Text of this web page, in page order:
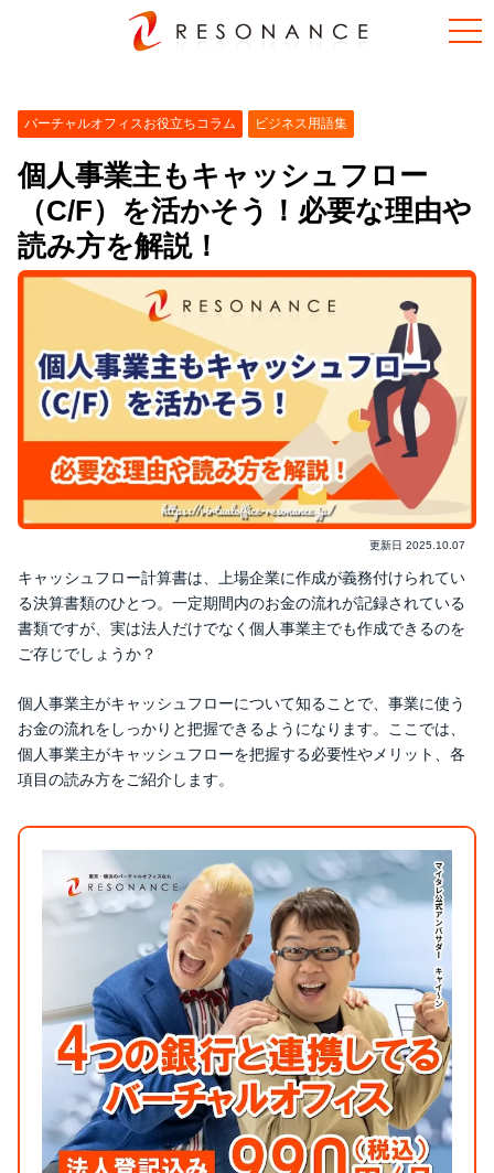
バーチャルオフィスお役立ちコラム ビジネス用語集
個人事業主もキャッシュフロー
（C/F）を活かそう！必要な理由や
読み方を解説！
更新日 2025.10.07
キャッシュフロー計算書は、上場企業に作成が義務付けられてい
る決算書類のひとつ。一定期間内のお金の流れが記録されている
書類ですが、実は法人だけでなく個人事業主でも作成できるのを
ご存じでしょうか？
個人事業主がキャッシュフローについて知ることで、事業に使う
お金の流れをしっかりと把握できるようになります。ここでは、
個人事業主がキャッシュフローを把握する必要性やメリット、各
項目の読み方をご紹介します。